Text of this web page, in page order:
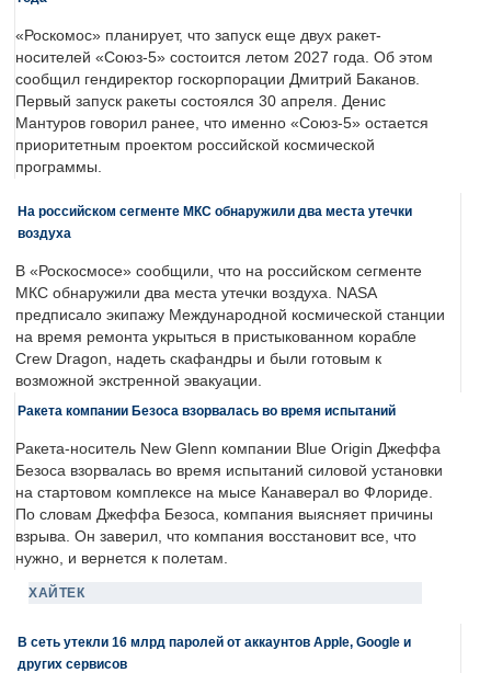
«Роскомос» планирует, что запуск еще двух ракет-
носителей «Союз-5» состоится летом 2027 года. Об этом
сообщил гендиректор госкорпорации Дмитрий Баканов.
Первый запуск ракеты состоялся 30 апреля. Денис
Мантуров говорил ранее, что именно «Союз-5» остается
приоритетным проектом российской космической
программы.
На российском сегменте МКС обнаружили два места утечки
воздуха
В «Роскосмосе» сообщили, что на российском сегменте
МКС обнаружили два места утечки воздуха. NASA
предписало экипажу Международной космической станции
на время ремонта укрыться в пристыкованном корабле
Crew Dragon, надеть скафандры и были готовым к
возможной экстренной эвакуации.
Ракета компании Безоса взорвалась во время испытаний
Ракета-носитель New Glenn компании Blue Origin Джеффа
Безоса взорвалась во время испытаний силовой установки
на стартовом комплексе на мысе Канаверал во Флориде.
По словам Джеффа Безоса, компания выясняет причины
взрыва. Он заверил, что компания восстановит все, что
нужно, и вернется к полетам.
ХАЙТЕК
В сеть утекли 16 млрд паролей от аккаунтов Apple, Google и
других сервисов